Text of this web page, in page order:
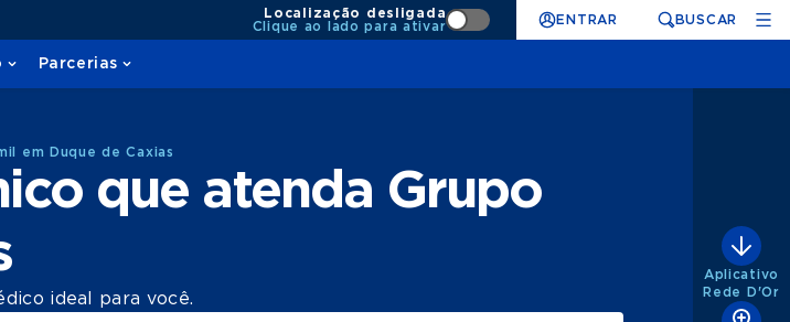
Localização desligada
Clique ao lado para ativar
ENTRAR BUSCAR
Parcerias
em Duque de Caxias
que atenda Grupo
ideal para você.
Aplicativo
Rede D'Or